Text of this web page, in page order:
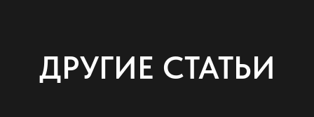
ДРУГИЕ СТАТЬИ